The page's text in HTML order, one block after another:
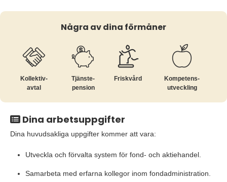
Några av dina förmåner
Kollektiv­
avtal
Tjänste­
pension
Friskvård
Kompetens­
utveckling
Dina arbetsuppgifter
Dina huvudsakliga uppgifter kommer att vara:
Utveckla och förvalta system för fond- och aktiehandel.
Samarbeta med erfarna kollegor inom fondadministration.